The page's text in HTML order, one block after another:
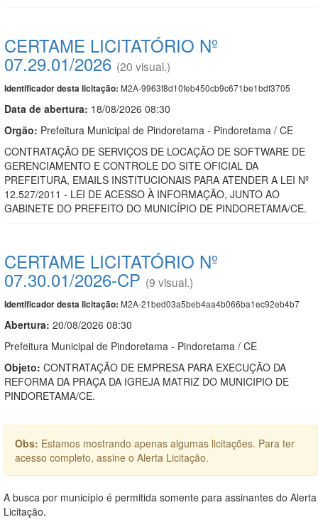
CERTAME LICITATÓRIO Nº
07.29.01/2026 (20 visual.)
Identificador desta licitação: M2A-9963f8d10feb450cb9c671be1bdf3705
Data de abertura: 18/08/2026 08:30
Orgão: Prefeitura Municipal de Pindoretama - Pindoretama / CE
CONTRATAÇÃO DE SERVIÇOS DE LOCAÇÃO DE SOFTWARE DE
GERENCIAMENTO E CONTROLE DO SITE OFICIAL DA
PREFEITURA, EMAILS INSTITUCIONAIS PARA ATENDER A LEI Nº
12.527/2011 - LEI DE ACESSO À INFORMAÇÃO, JUNTO AO
GABINETE DO PREFEITO DO MUNICÍPIO DE PINDORETAMA/CE.
CERTAME LICITATÓRIO Nº
07.30.01/2026-CP (9 visual.)
Identificador desta licitação: M2A-21bed03a5beb4aa4b066ba1ec92eb4b7
Abertura: 20/08/2026 08:30
Prefeitura Municipal de Pindoretama - Pindoretama / CE
Objeto: CONTRATAÇÃO DE EMPRESA PARA EXECUÇÃO DA
REFORMA DA PRAÇA DA IGREJA MATRIZ DO MUNICIPIO DE
PINDORETAMA/CE.
Obs: Estamos mostrando apenas algumas licitações. Para ter
acesso completo, assine o Alerta Licitação.
A busca por município é permitida somente para assinantes do Alerta
Licitação.